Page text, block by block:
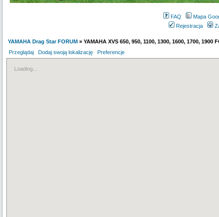
FAQ
Mapa
Rejestracja
YAMAHA Drag Star FORUM » YAMAHA XVS 650, 950, 1100, 1300, 1600, 1700, 1900
Przeglądaj
Dodaj swoją lokalizację Preferencje
Loading...